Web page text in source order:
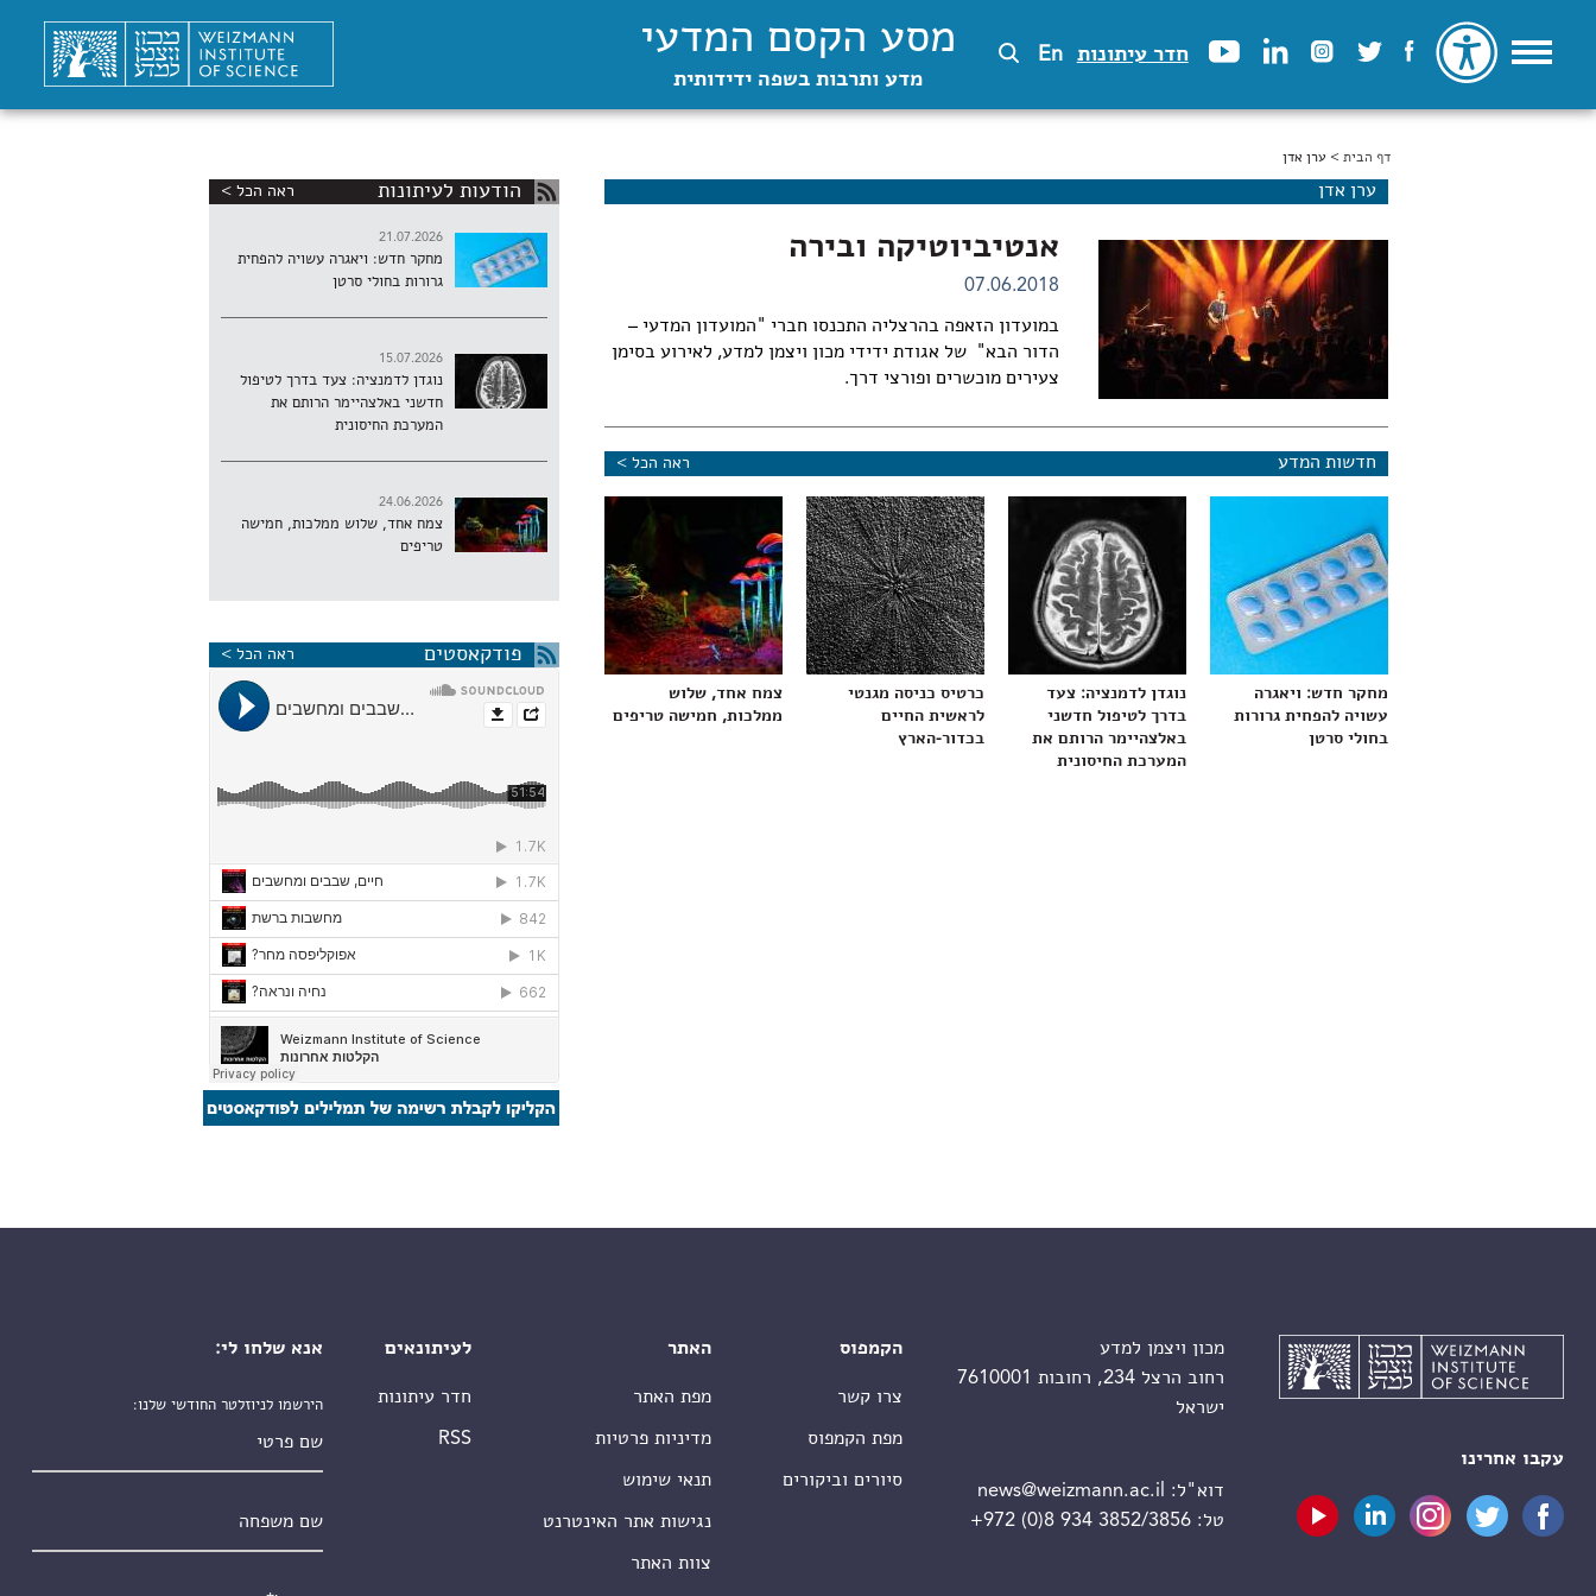
חדר עיתונות En מסע הקסם המדעי
מדע ותרבות בשפה ידידותית
הינך נמצא כאן
דף הבית > ערן אדן
ערן אדן
אנטיביוטיקה ובירה
07.06.2018
במועדון הזאפה בהרצליה התכנסו חברי "המועדון המדעי –
הדור הבא" של אגודת ידידי מכון ויצמן למדע, לאירוע בסימן
צעירים מוכשרים ופורצי דרך.
חדשות המדע ראה הכל >
מחקר חדש: ויאגרה
עשויה להפחית גרורות
בחולי סרטן
נוגדן לדמנציה: צעד
בדרך לטיפול חדשני
באלצהיימר הרותם את
המערכת החיסונית
כרטיס כניסה מגנטי
לראשית החיים
בכדור-הארץ
צמח אחד, שלוש
ממלכות, חמישה טריפים
הודעות לעיתונות ראה הכל >
21.07.2026
מחקר חדש: ויאגרה עשויה להפחית
גרורות בחולי סרטן
15.07.2026
נוגדן לדמנציה: צעד בדרך לטיפול
חדשני באלצהיימר הרותם את
המערכת החיסונית
24.06.2026
צמח אחד, שלוש ממלכות, חמישה
טריפים
פודקאסטים ראה הכל >
עקבו אחרינו
מכון ויצמן למדע
רחוב הרצל 234, רחובות 7610001
ישראל
דוא"ל:
news@weizmann.ac.il
טל:+972 (0)8 934 3852/3856
הקמפוס
צרו קשר
מפת הקמפוס
סיורים וביקורים
האתר
מפת האתר
מדיניות פרטיות
תנאי שימוש
נגישות אתר האינטרנט
צוות האתר
לעיתונאים
חדר עיתונות
RSS
אנא שלחו לי:
הירשמו לניוזלטר החודשי שלנו: